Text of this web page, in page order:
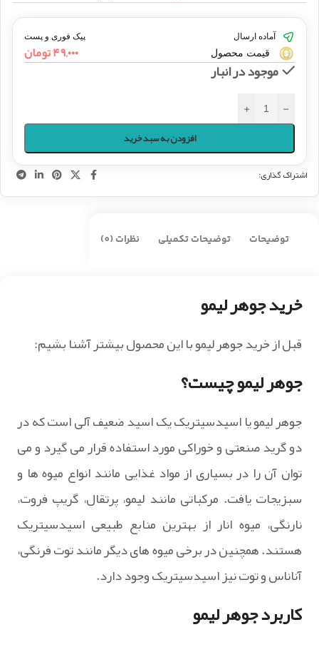
آماده ارسال پیک فوری و پست
قیمت محصول ۴۹,۰۰۰تومان
موجود در انبار
-
+
افزودن به سبد خرید
اشتراک گذاری:
توضیحات توضیحات تکمیلی نظرات (0)
خرید جوهر لیمو
قبل از خرید جوهر لیمو با این محصول بیشتر آشنا بشیم:
جوهر لیمو چیست؟
جوهر لیمو یا اسیدسیتریک یک اسید ضعیف آلی است که در
دو گرید صنعتی و خوراکی مورد استفاده قرار می گیرد و می
توان آن را در بسیاری از مواد غذایی مانند انواع میوه ها و
سبزیجات یافت. مرکباتی مانند لیمو، پرتقال، گریپ فروت،
نارنگی، میوه انار از بهترین منابع طبیعی اسیدسیتریک
هستند. همچنین در برخی میوه های دیگر مانند توت فرنگی،
آناناس و توت نیز اسیدسیتریک وجود دارد.
کاربرد جوهر لیمو